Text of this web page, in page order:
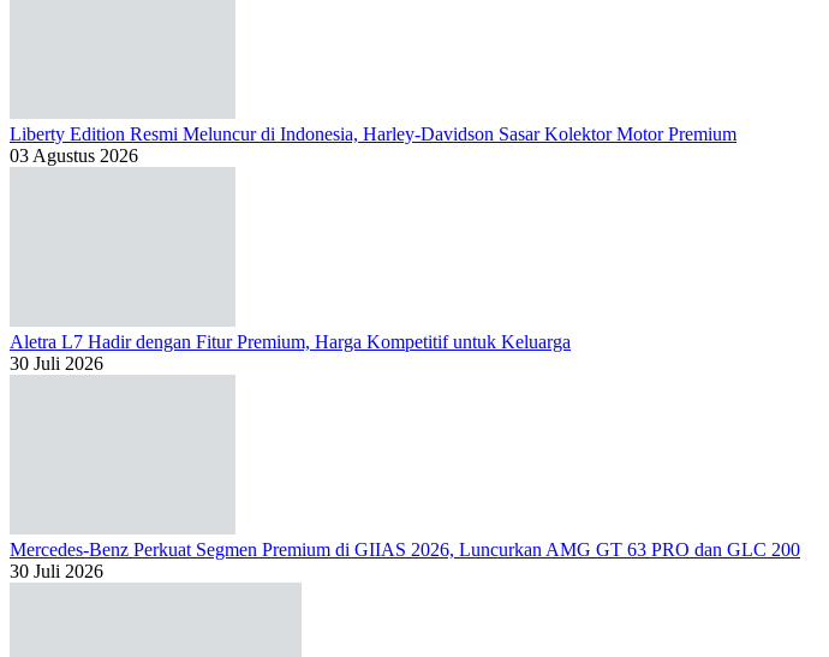
Liberty Edition Resmi Meluncur di Indonesia, Harley-Davidson Sasar Kolektor Motor Premium
03 Agustus 2026
Aletra L7 Hadir dengan Fitur Premium, Harga Kompetitif untuk Keluarga
30 Juli 2026
Mercedes-Benz Perkuat Segmen Premium di GIIAS 2026, Luncurkan AMG GT 63 PRO dan GLC 200
30 Juli 2026